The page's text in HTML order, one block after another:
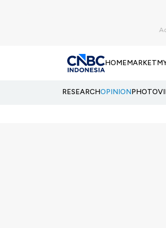
HOMEMARKET
RESEARCHOPINIONPHOTO